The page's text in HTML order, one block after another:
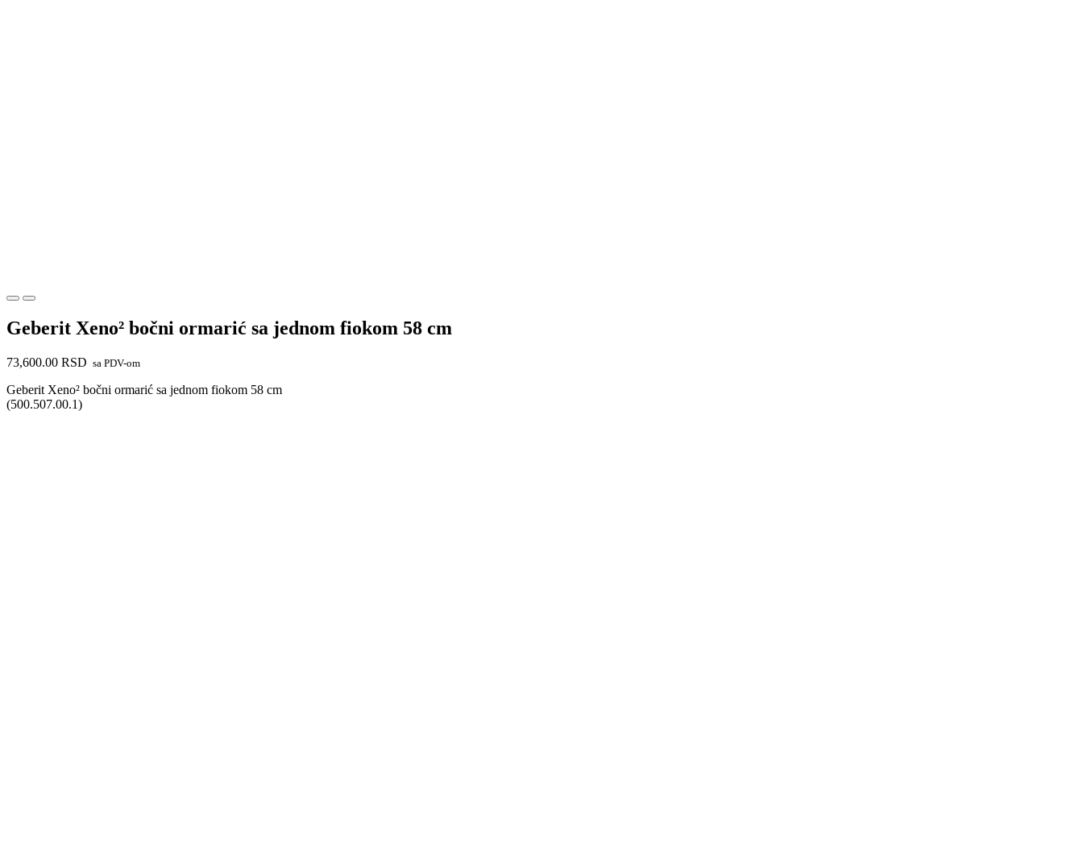
Geberit Xeno² bočni ormarić sa jednom fiokom 58 cm
73,600.00 RSD sa PDV-om
Geberit Xeno² bočni ormarić sa jednom fiokom 58 cm
(500.507.00.1)